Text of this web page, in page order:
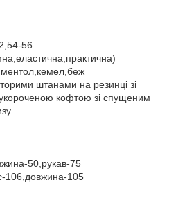
56
штанами на резинці зі
кофтою зі спущеним
50,рукав-75
106,довжина-105